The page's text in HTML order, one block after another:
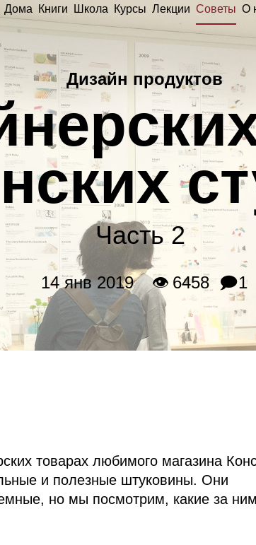
Дома Книги Школа Курсы Лекции Советы О
Дизайн продуктов
Часть 2
14 янв 2019 👁 6458 🗩1
товарах любимого магазина
и полезные штуковины. Они
но мы посмотрим, какие за